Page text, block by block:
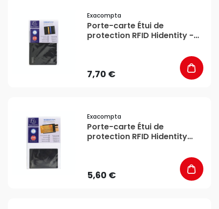
Exacompta
Porte-carte Étui de
protection RFID Hidentity -
7,70 €
Exacompta
Porte-carte Étui de
protection RFID Hidentity
5,60 €